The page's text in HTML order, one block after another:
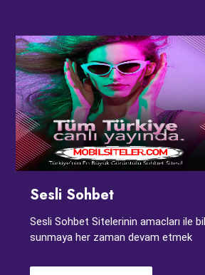
Sesli Sohbet
Sesli Sohbet Sitelerinin amacları ile
sunmaya her zaman devam etmek